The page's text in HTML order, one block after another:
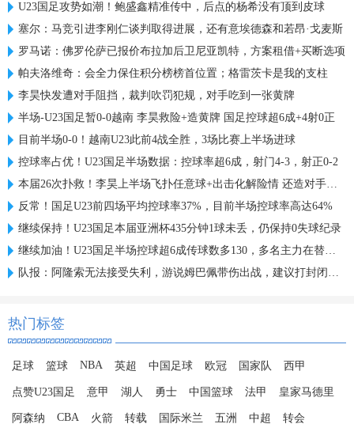
U23国足攻势如潮！鲍盛鑫精准传中，后点的杨希没有顶到皮球
塞尔：马竞引进李刚仁谈判取得进展，还有意埃德森和若昂·戈麦斯
罗马诺：佛罗伦萨已报价布拉加后卫尼亚凯特，方案租借+买断选项
帕夫洛维奇：会全力保住积分榜榜首位置；格雷茨卡是我的支柱
李昊快发遭对手阻挡，裁判吹罚犯规，对手吃到一张黄牌
半场-U23国足暂0-0越南 李昊救险+造黄牌 国足控球超6成+4射0正
目前半场0-0！越南U23此前4战全胜，3场比赛上半场进球
控球率占优！U23国足半场数据：控球率超6成，射门4-3，射正0-2
本届26次扑救！李昊上半场飞扑任意球+出击化解险情 还造对手一黄
反常！国足U23前四场平均控球率37%，目前半场控球率高达64%
继续保持！U23国足本届亚洲杯435分钟1球未丢，仍保持0失球纪录
继续加油！U23国足半场控球超6成传球数多130，多名主力在替补席
队报：阿隆索无法接受失利，游说姆巴佩带伤出战，建议打封闭被拒
热门标签
足球 篮球 NBA 英超 中国足球 欧冠 国家队 西甲
点赞U23国足 意甲 湖人 勇士 中国篮球 法甲 皇家马德里
阿森纳 CBA 火箭 转载 国际米兰 五洲 中超 转会